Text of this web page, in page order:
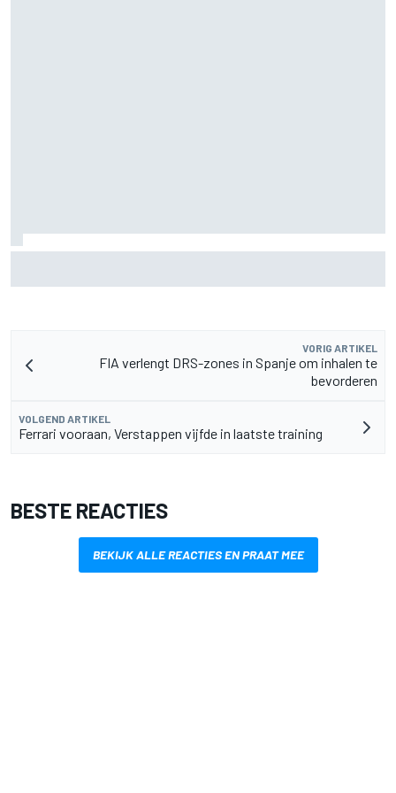
VORIG ARTIKEL
FIA verlengt DRS-zones in Spanje om inhalen te
bevorderen
VOLGEND ARTIKEL
Ferrari vooraan, Verstappen vijfde in laatste training
BESTE REACTIES
BEKIJK ALLE REACTIES EN PRAAT MEE